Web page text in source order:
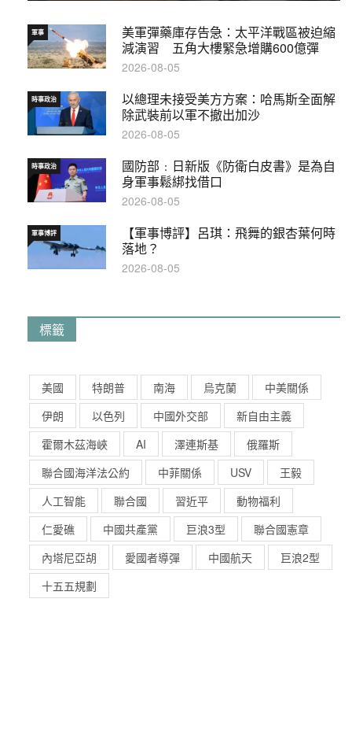
美軍彈藥庫存告急：太平洋戰區被迫縮
減演習 五角大樓緊急增購600億彈
軍事
2026-08-05
以總理未接受美方方案：哈馬斯全面解
除武裝前以軍不撤出加沙
時事政治
2026-08-05
國防部﹕日新版《防衛白皮書》是為自
身軍事鬆綁找借口
時事政治
2026-08-05
【軍事博評】呂琪：飛舞的銀杏葉何時
落地？
軍事博評
2026-08-05
標籤
美國 特朗普 南海 烏克蘭
中美關係
伊朗
以色列 中國外交部
新自由主義
霍爾木茲海峽
AI 澤連斯基
俄羅斯
聯合國海洋法公約
中菲關係 USV
王毅
人工智能
聯合國 習近平
動物福利
仁愛礁
中國共產黨 巨浪3型
聯合國憲章
內塔尼亞胡
愛國者導彈 中國航天
巨浪2型
十五五規劃